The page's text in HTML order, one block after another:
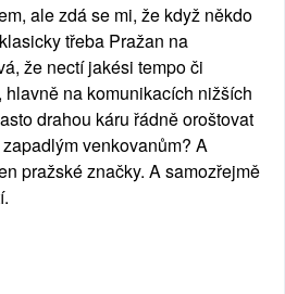
ale zdá se mi, že když někdo
třeba Pražan na
že nectí jakési tempo či
na komunikacích nižších
drahou káru řádně oroštovat
venkovanům? A
pražské značky. A samozřejmě